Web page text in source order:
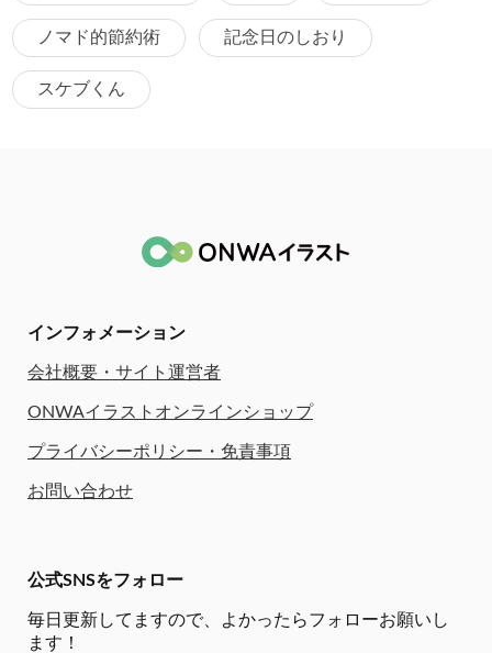
ノマド的節約術 記念日のしおり
スケブくん
インフォメーション
会社概要・サイト運営者
ONWAイラストオンラインショップ
プライバシーポリシー・免責事項
お問い合わせ
公式SNSをフォロー
毎日更新してますので、
よかったらフォローお願いし
ます！